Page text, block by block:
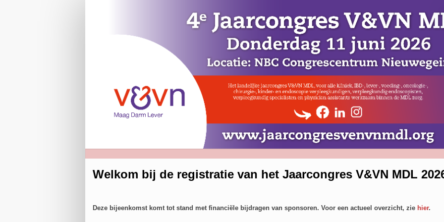
Welkom bij de registratie van het Jaarcongres V&VN MDL
Deze bijeenkomst komt tot stand met financiële bijdragen van sponsoren. Voor een actueel overzicht, zie hier.